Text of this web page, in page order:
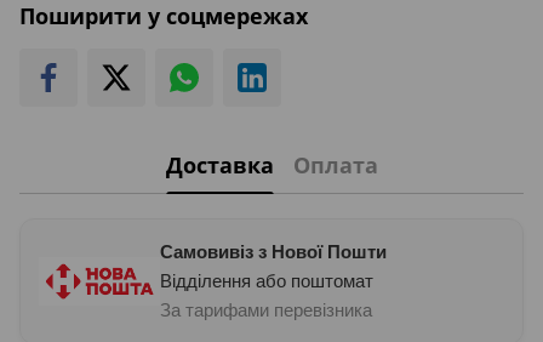
Поширити у соцмережах
Доставка Оплата
Самовивіз з Нової Пошти
Відділення або поштомат
За тарифами перевізника